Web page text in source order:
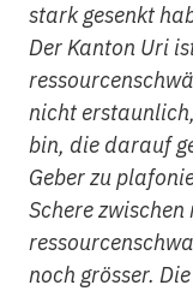
stark gesenkt
Der Kanton Uri
nicht
bin, die darauf
Geber zu
Schere
noch grösser.